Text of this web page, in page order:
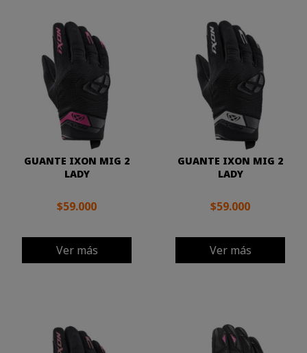
GUANTE IXON MIG 2
LADY
$59.000
Ver más
GUANTE IXON MIG 2
LADY
$59.000
Ver más